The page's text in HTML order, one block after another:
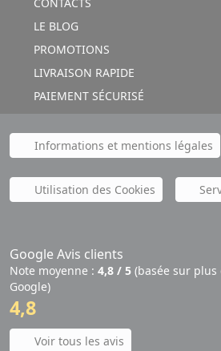
LE BLOG
PROMOTIONS
LIVRAISON RAPIDE
PAIEMENT SÉCURISÉ
Informations et mentions légales
Utilisation des Cookies
Google Avis clients
Note moyenne : 4,8 / 5 (basée sur plus
Google)
4,8
Voir tous les avis